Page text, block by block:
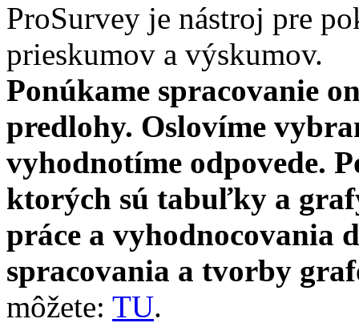
ProSurvey je nástroj pre
prieskumov a výskumov.
Ponúkame spracovanie
predlohy. Oslovíme
vyhodnotíme odpovede.
ktorých sú tabuľky a
práce a vyhodnocovania
spracovania a tvorby
môžete: TU.